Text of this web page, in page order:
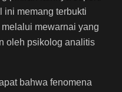
ini memang terbukti
mewarnai yang
oleh psikolog analitis
bahwa fenomena